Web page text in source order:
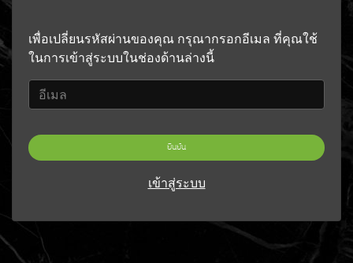
เพื่อเปลี่ยนรหัสผ่านของคุณ กรุณากรอกอีเมล ที่คุณใช้
ในการเข้าสู่ระบบในช่องด้านล่างนี้
ยืนยัน
เข้าสู่ระบบ